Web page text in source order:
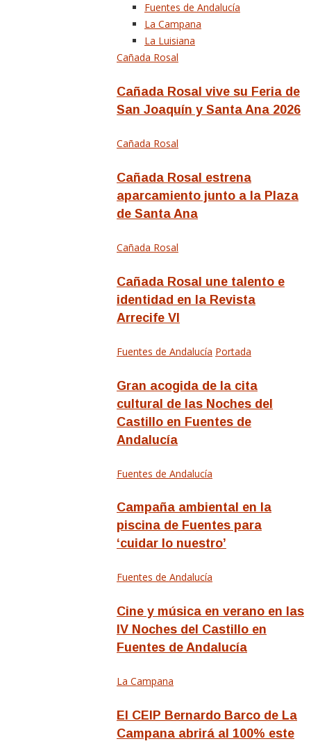
Fuentes de Andalucía
La Campana
La Luisiana
Cañada Rosal
Cañada Rosal vive su Feria de
San Joaquín y Santa Ana 2026
Cañada Rosal
Cañada Rosal estrena
aparcamiento junto a la Plaza
de Santa Ana
Cañada Rosal
Cañada Rosal une talento e
identidad en la Revista
Arrecife VI
Fuentes de Andalucía Portada
Gran acogida de la cita
cultural de las Noches del
Castillo en Fuentes de
Andalucía
Fuentes de Andalucía
Campaña ambiental en la
piscina de Fuentes para
‘cuidar lo nuestro’
Fuentes de Andalucía
Cine y música en verano en las
IV Noches del Castillo en
Fuentes de Andalucía
La Campana
El CEIP Bernardo Barco de La
Campana abrirá al 100% este